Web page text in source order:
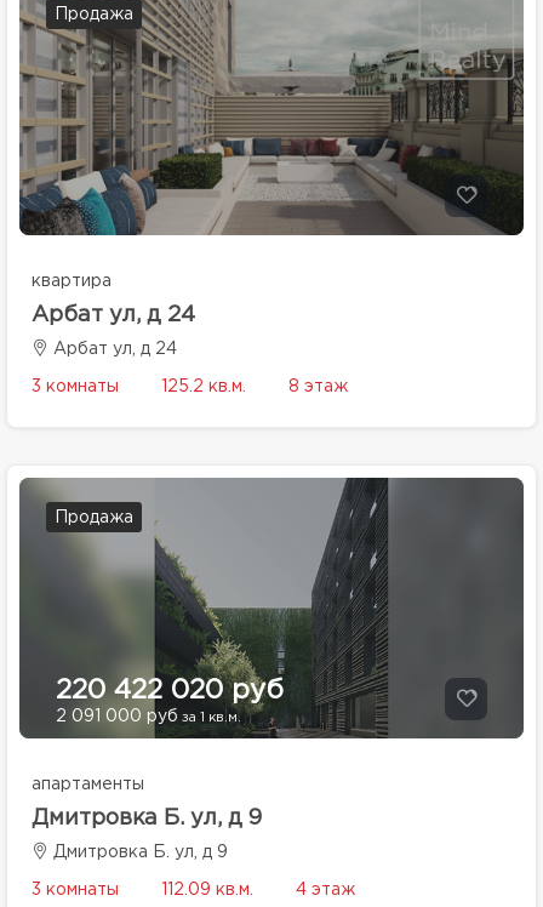
Продажа
квартира
Арбат ул, д 24
Арбат ул, д 24
3 комнаты 125.2 кв.м. 8 этаж
Продажа
220 422 020 руб
2 091 000 руб за 1 кв.м.
апартаменты
Дмитровка Б. ул, д 9
Дмитровка Б. ул, д 9
3 комнаты 112.09 кв.м. 4 этаж